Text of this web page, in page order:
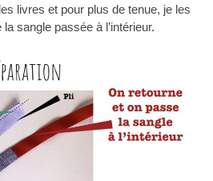
livres et pour plus de tenue, je les
sangle passée à l’intérieur.